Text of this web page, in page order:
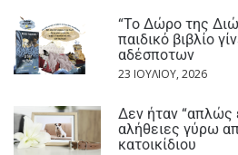
“Το Δώρο της
παιδικό βιβλίο
αδέσποτων
23 ΙΟΥΛΊΟΥ, 2026
Δεν ήταν “απλώς
αλήθειες γύρω
κατοικίδιου